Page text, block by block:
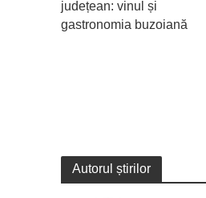
județean: vinul și
gastronomia buzoiană
Autorul știrilor